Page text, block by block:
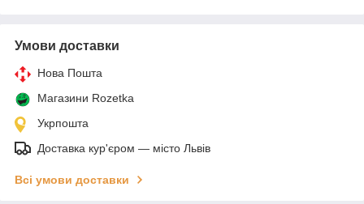
Умови доставки
Нова Пошта
Магазини Rozetka
Укрпошта
Доставка кур'єром — місто Львів
Всі умови доставки